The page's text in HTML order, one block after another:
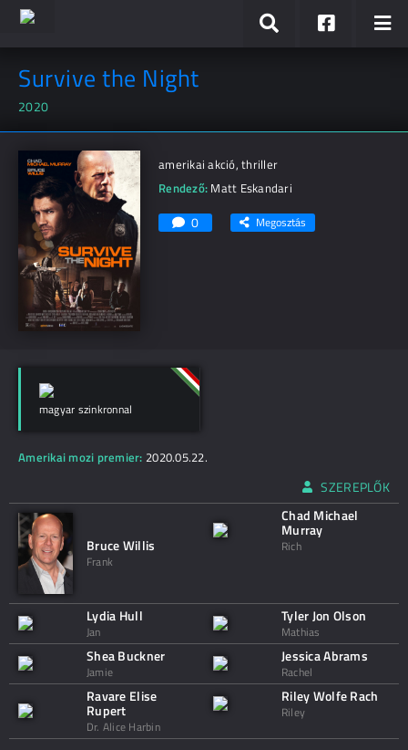
Survive the Night
2020
amerikai akció, thriller
Rendező: Matt Eskandari
0 Megosztás
magyar szinkronnal
Amerikai mozi premier: 2020.05.22.
SZEREPLŐK
Bruce Willis
Frank
Chad Michael
Murray
Rich
Lydia Hull
Jan
Tyler Jon Olson
Mathias
Shea Buckner
Jamie
Jessica Abrams
Rachel
Ravare Elise
Rupert
Dr. Alice Harbin
Riley Wolfe Rach
Riley